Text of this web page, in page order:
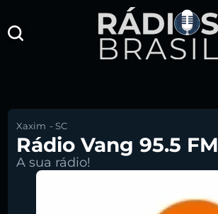
Xaxim -SC
Rádio Vang 95.5 FM
A sua rádio!